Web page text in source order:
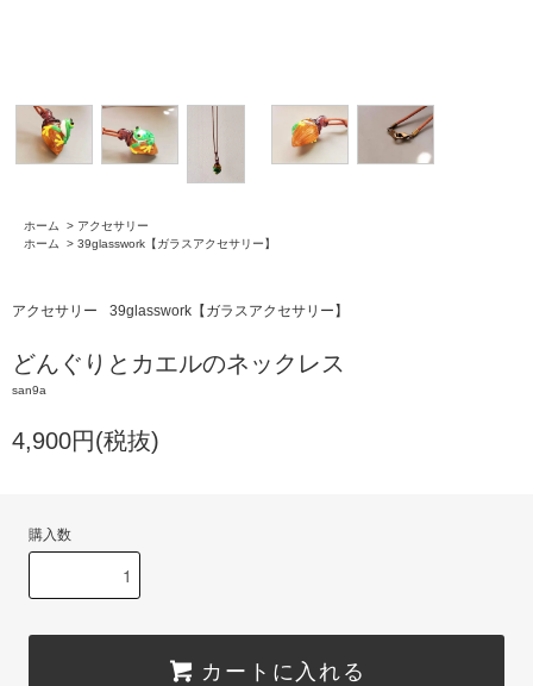
ホーム > アクセサリー
ホーム
> 39glasswork【ガラスアクセサリー】
アクセサリー 39glasswork【ガラスアクセサリー】
どんぐりとカエルのネックレス
san9a
4,900円(税抜)
購入数
カートに入れる